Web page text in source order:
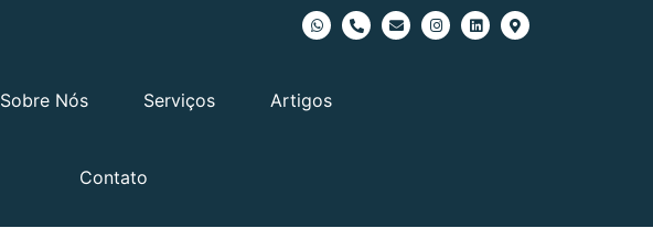
Sobre Nós Serviços Artigos
Contato